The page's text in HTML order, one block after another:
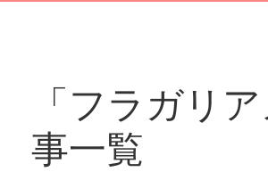
「フラガリ
事一覧